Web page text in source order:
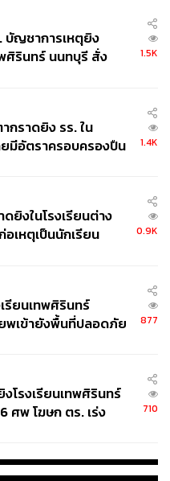
อเมริกา
via Getty Images
AUTHOR
กองบรรณาธิการข่าว THE
บัญชาการเหตุยิง
ศิรินทร์ นนทบุรี สั่ง
1.5K
กราดยิง รร. ใน
มีอัตราครอบครองปืน
1.4K
ยิงในโรงเรียนต่าง
อเหตุเป็นนักเรียน
0.9K
รียนเทพศิรินทร์
พเข้ายังพื้นที่ปลอดภัย
877
โรงเรียนเทพศิรินทร์
ศพ โฆษก ตร. เร่ง
710